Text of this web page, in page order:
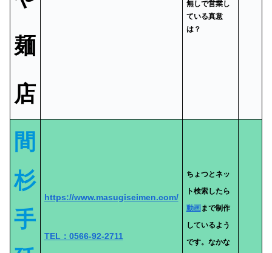
麺
店
無しで営業し
ている真意
は？
間
杉
手
https://www.masugiseimen.com/
TEL：0566-92-2711
ちょつとネッ
ト検索したら
動画まで制作
しているよう
です。なかな